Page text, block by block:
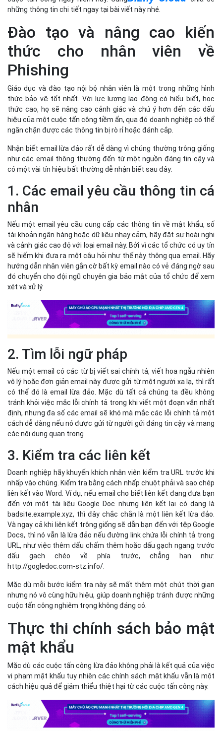
hiệu của một cuộc tấn công tiềm ẩn, qua đó doanh nghiệp có thể
ngăn chặn được các thông tin bị rò rỉ hoặc đánh cắp.
Nhận biết email lừa đảo rất dễ dàng vì chúng thường trông giống
như các email thông thường đến từ một nguồn đáng tin cậy và
có một vài tín hiệu bất thường dễ nhận biết sau đây:
1. Các email yêu cầu thông tin cá
nhân
Nếu một email yêu cầu cung cấp các thông tin về mật khẩu, số
tài khoản ngân hàng hoặc dữ liệu nhạy cảm, hãy đặt sự hoài nghi
và cảnh giác cao độ với loại email này. Bởi vì các tổ chức có uy tín
hướng dẫn nhân viên gắn cờ bất kỳ email nào có vẻ đáng ngờ sau
đó chuyển cho đội ngũ chuyên gia bảo mật của tổ chức để xem
xét và xử lý.
2. Tìm lỗi ngữ pháp
Nếu một email có các từ bị viết sai chính tả, viết hoa ngẫu nhiên
vô lý hoặc đơn giản email này được gửi từ một người xa lạ, thì rất
có thể đó là email lừa đảo. Mặc dù tất cả chúng ta đều không
tránh khỏi việc mắc lỗi chính tả trong khi viết một đoạn văn nhất
định, nhưng đa số các email sẽ khó mà mắc các lỗi chính tả một
cách dễ dàng nếu nó được gửi từ người gửi đáng tin cậy và mang
các nội dung quan trọng
3. Kiểm tra các liên kết
Doanh nghiệp hãy khuyến khích nhân viên kiểm tra URL trước khi
nhấp vào chúng. Kiểm tra bằng cách nhấp chuột phải và sao chép
liên kết vào Word. Ví dụ, nếu email cho biết liên kết đang đưa bạn
đến với một tài liệu Google Doc nhưng liên kết lại có dạng là
badsite.example.xyz, thì đây chắc chắn là một liên kết lừa đảo.
Và ngay cả khi liên kết trông giống sẽ dẫn bạn đến với tệp Google
Docs, thì nó vẫn là lừa đảo nếu đường link chứa lỗi chính tả trong
URL, như việc thêm dấu chấm thêm hoặc dấu gạch ngang trước
http://gogledoc.com-stz.info/.
Mặc dù mỗi bước kiểm tra này sẽ mất thêm một chút thời gian
nhưng nó vô cùng hữu hiệu, giúp doanh nghiệp tránh được những
cuộc tấn công nghiêm trọng không đáng có.
Thực thi chính sách bảo mật
mật khẩu
Mặc dù các cuộc tấn công lừa đảo không phải là kết quả của việc
vi phạm mật khẩu tuy nhiên các chính sách mật khẩu vẫn là một
cách hiệu quả để giảm thiểu thiệt hại từ các cuộc tấn công này.
1. Áp dụng các mật khẩu phức
tạp
Mật khẩu phức tạp (chứa hơn 10 ký tự, bao gồm cả chữ hoa và
chữ thường, chữ số và dấu chấm câu) sẽ gây khó khăn hơn cho
không bao giờ nên được sử dụng lặp lại giữa các tài khoản khác
nhau. Nhiều ứng dụng và trang web có các biện pháp bảo mật
mật khẩu mà doanh nghiệp có thể kích hoạt để ủy quyền và xác